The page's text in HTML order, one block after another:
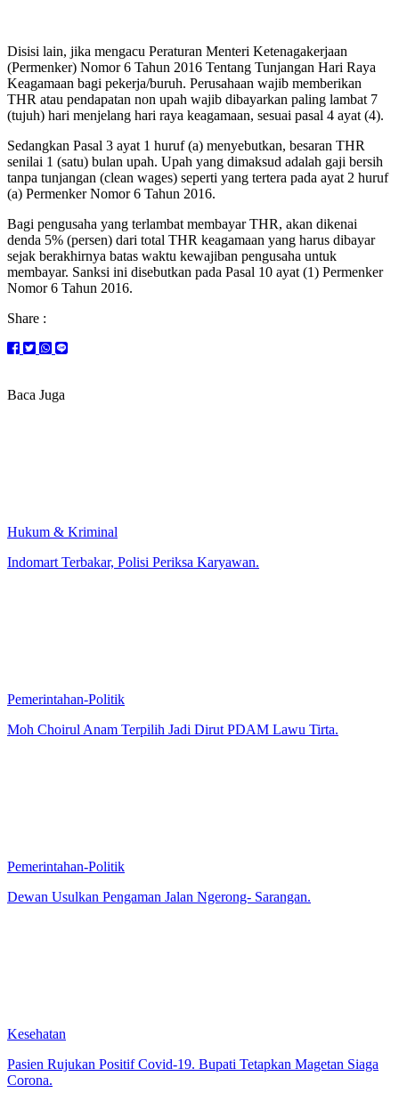
Disisi lain, jika mengacu Peraturan Menteri Ketenagakerjaan
(Permenker) Nomor 6 Tahun 2016 Tentang Tunjangan Hari Raya
Keagamaan bagi pekerja/buruh. Perusahaan wajib memberikan
THR atau pendapatan non upah wajib dibayarkan paling lambat 7
(tujuh) hari menjelang hari raya keagamaan, sesuai pasal 4 ayat (4).
Sedangkan Pasal 3 ayat 1 huruf (a) menyebutkan, besaran THR
senilai 1 (satu) bulan upah. Upah yang dimaksud adalah gaji bersih
tanpa tunjangan (clean wages) seperti yang tertera pada ayat 2 huruf
(a) Permenker Nomor 6 Tahun 2016.
Bagi pengusaha yang terlambat membayar THR, akan dikenai
denda 5% (persen) dari total THR keagamaan yang harus dibayar
sejak berakhirnya batas waktu kewajiban pengusaha untuk
membayar. Sanksi ini disebutkan pada Pasal 10 ayat (1) Permenker
Nomor 6 Tahun 2016.
Share :
Baca Juga
Hukum & Kriminal
Indomart Terbakar, Polisi Periksa Karyawan.
Pemerintahan-Politik
Moh Choirul Anam Terpilih Jadi Dirut PDAM Lawu Tirta.
Pemerintahan-Politik
Dewan Usulkan Pengaman Jalan Ngerong- Sarangan.
Kesehatan
Pasien Rujukan Positif Covid-19. Bupati Tetapkan Magetan Siaga
Corona.